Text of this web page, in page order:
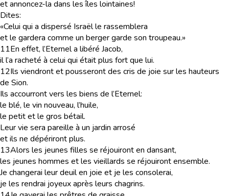
et annoncez-la dans les îles lointaines!
Dites:
«Celui qui a dispersé Israël le rassemblera
et le gardera comme un berger garde son troupeau.»
11En effet, l’Eternel a libéré Jacob,
il l’a racheté à celui qui était plus fort que lui.
12Ils viendront et pousseront des cris de joie sur les hauteurs
de Sion.
Ils accourront vers les biens de l’Eternel:
le blé, le vin nouveau, l’huile,
le petit et le gros bétail.
Leur vie sera pareille à un jardin arrosé
et ils ne dépériront plus.
13Alors les jeunes filles se réjouiront en dansant,
les jeunes hommes et les vieillards se réjouiront ensemble.
Je changerai leur deuil en joie et je les consolerai,
je les rendrai joyeux après leurs chagrins.